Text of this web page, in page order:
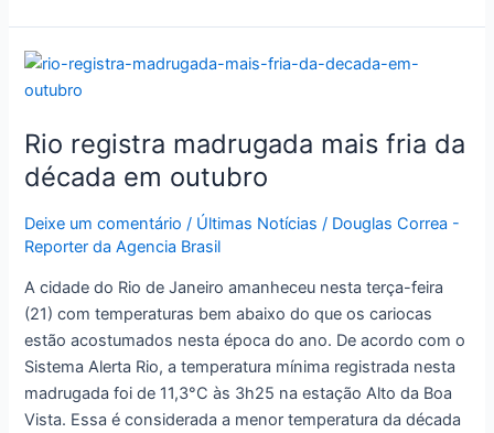
Rio registra madrugada mais fria da
década em outubro
Deixe um comentário / Últimas Notícias / Douglas Correa -
Reporter da Agencia Brasil
A cidade do Rio de Janeiro amanheceu nesta terça-feira
(21) com temperaturas bem abaixo do que os cariocas
estão acostumados nesta época do ano. De acordo com o
Sistema Alerta Rio, a temperatura mínima registrada nesta
madrugada foi de 11,3°C às 3h25 na estação Alto da Boa
Vista. Essa é considerada a menor temperatura da década
Rio
registra
mais
fria
década
em